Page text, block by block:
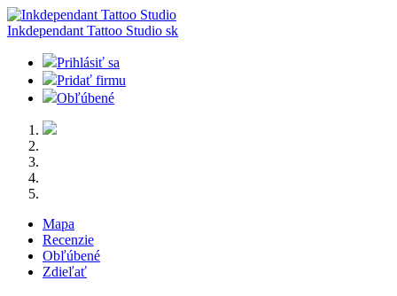
Inkdependant Tattoo Studio sk
Prihlásiť sa
Pridať firmu
Obľúbené
Mapa
Recenzie
Obľúbené
Zdieľať